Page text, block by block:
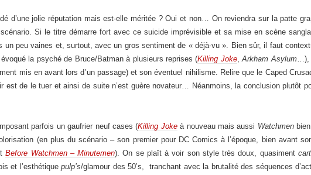
d’une jolie réputation mais est-elle méritée ? Oui et non… On reviendra sur la patte
Si le titre démarre fort avec ce suicide imprévisible et sa mise en scène
peu vaines et, surtout, avec un gros sentiment de « déjà-vu ». Bien sûr, il faut
évoqué la psyché de Bruce/Batman à plusieurs reprises (Killing Joke,Arkham Asylum…),
mis en avant lors d’un passage) et son éventuel nihilisme. Relire que le Caped
est de le tuer et ainsi de suite n’est guère novateur… Néanmoins, la conclusion plutôt
parfois un gaufrier neuf cases (Killing Jokeà nouveau mais aussi Watchmen
(en plus du scénario – son premier pour DC Comics à l’époque, bien avant
Before Watchmen – Minutemen). On se plaît à voir son style très doux, quasiment
et l’esthétiquepulp’s/glamour des 50’s, tranchant avec la brutalité des séquences